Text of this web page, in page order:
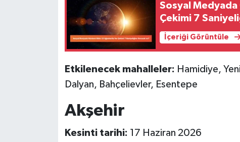
Sosyal
Çekimi 7
İçeriği Görüntüle
Etkilenecek mahalleler: Hamidiye,
Dalyan, Bahçelievler, Esentepe
Akşehir
Kesinti tarihi: 17 Haziran 2026